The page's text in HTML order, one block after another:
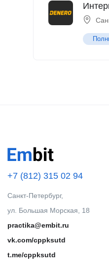
+7 (812) 315 02 94
Санкт-Петербург,
ул. Большая Морская, 18
practika@embit.ru
vk.com/cppksutd
t.me/cppksutd